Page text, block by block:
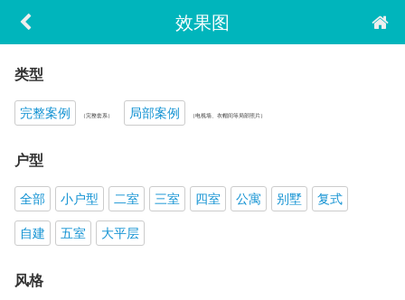
效果图
类型
完整案例 （完整套系） 局部案例 （电视墙、衣帽间等局部照片）
户型
全部 小户型 二室 三室 四室 公寓 别墅
复式
自建
五室 大平层
风格